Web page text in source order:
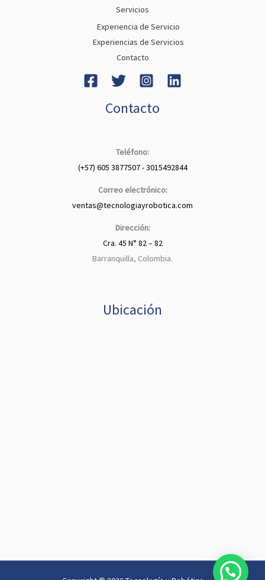
Servicios
Experiencia de Servicio
Experiencias de Servicios
Contacto
Contacto
Teléfono:
(+57) 605 3877507 - 3015492844
Correo electrónico:
ventas@tecnologiayrobotica.com
Dirección:
Cra. 45 N° 82 – 82
Barranquilla, Colombia.
Ubicación